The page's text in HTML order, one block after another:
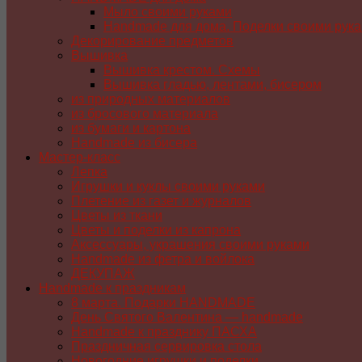
Мыло своими руками
Handmade для дома. Поделки своими
Декорирование предметов
Вышивка
Вышивка крестом. Схемы
Вышивка гладью, лентами, бисером
из природных материалов
из бросового материала
из бумаги и картона
Handmade из бисера
Мастер-класс
Лепка
Игрушки и куклы своими руками
Плетение из газет и журналов
Цветы из ткани
Цветы и поделки из капрона
Аксессуары, украшения своими руками
Handmade из фетра и войлока
ДЕКУПАЖ
Handmade к праздникам
8 марта. Подарки HANDMADE
День Святого Валентина — handmade
Handmade к празднику ПАСХA
Праздничная сервировка стола